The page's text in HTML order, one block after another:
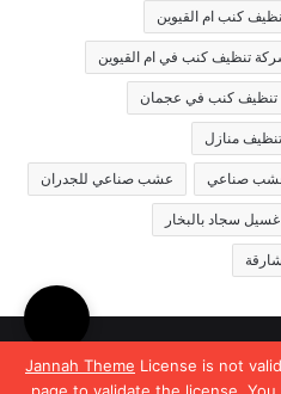
Jannah Theme License is not
كنب ام القيوين
تنظيف كنب في ام القيوين
تنظيف كنب في عجمان
منازل
صناعي عشب صناعي للجدران
غسيل سجاد بالبخار
Jannah News الثيم